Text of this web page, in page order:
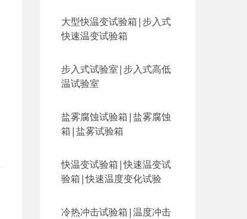
大型快温变试验箱|步入式
快速温变试验箱
步入式试验室|步入式高低
温试验室
盐雾腐蚀试验箱|盐雾腐蚀
箱|盐雾试验箱
快温变试验箱|快速温变试
验箱|快速温度变化试验
冷热冲击试验箱|温度冲击